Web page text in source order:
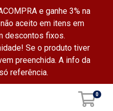
e ganhe 3% na
aceito em itens em
descontos fixos.
Se o produto tiver
preenchida. A info da
referência.
0